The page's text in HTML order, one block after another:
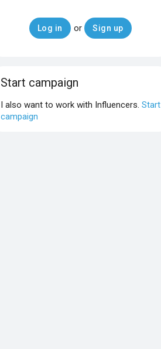
Log in or Sign up
Start campaign
I also want to work with Influencers.Start
campaign